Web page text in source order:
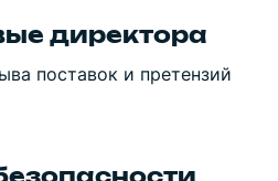
директора
поставок и претензий